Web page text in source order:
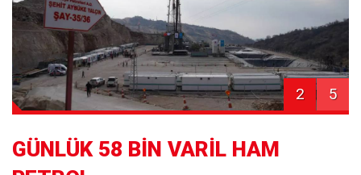
2 5
GÜNLÜK 58 BİN VARİL HAM